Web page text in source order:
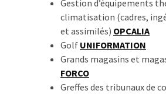
Gestion d’équipements
climatisation (cadres,
et assimilés) OPCALIA
Golf UNIFORMATION
Grands magasins et
FORCO
Greffes des tribunaux de